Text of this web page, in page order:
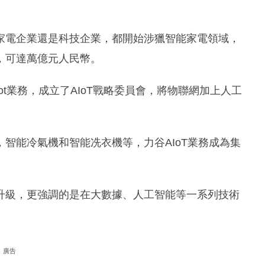
企業還是科技企業，都開始涉獵智能家電領域，
達萬億元人民幣。
務，成立了AIoT戰略委員會，將物聯網加上人工
能冷氣機和智能冼衣機等，力谷AIoT業務成為集
，更強調的是在大數據、人工智能等一系列技術
廣告